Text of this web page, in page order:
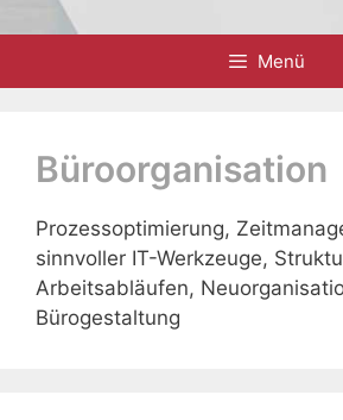
Menü
Büroorganisation
Prozessoptimierung,
sinnvoller IT-Werkzeuge,
Arbeitsabläufen,
Bürogestaltung